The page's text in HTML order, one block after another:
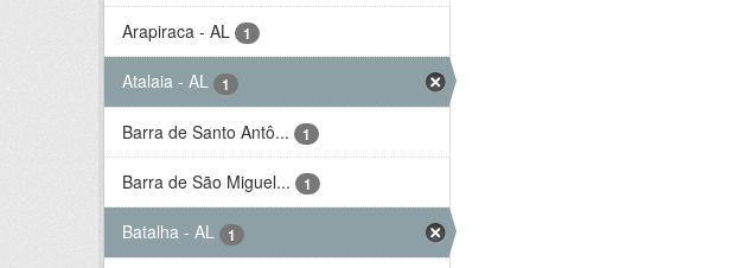
Arapiraca - AL 1
Atalaia - AL 1
Barra de Santo Antô... 1
Barra de São Miguel... 1
Batalha - AL 1